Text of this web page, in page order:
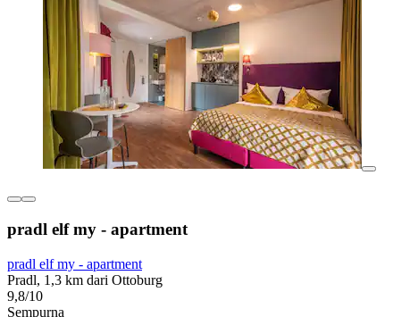
pradl elf my - apartment
pradl elf my - apartment
Pradl, 1,3 km dari Ottoburg
9,8/10
Sempurna